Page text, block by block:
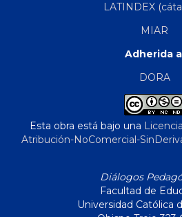
LATINDEX
MIAR
Adherida
DORA
Esta obra está bajo una
Atribución-NoComercial-
Diálogos
Facultad de
Universidad Católica